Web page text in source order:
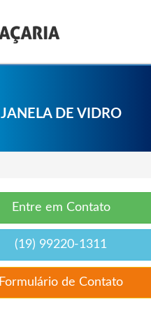
JANELA DE VIDRO
Entre em Contato
(19) 99220-1311
Formulário de Contato